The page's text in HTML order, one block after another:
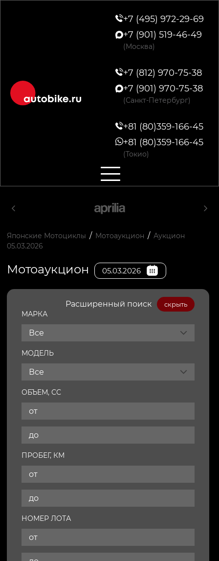
+7 (495) 972-29-69
+7 (901) 519-46-49
(Москва)
+7 (812) 970-75-38
+7 (901) 970-75-38
(Санкт-Петербург)
+81 (80)359-166-45
+81 (80)359-166-45
(Токио)
Японские Мотоциклы / Мотоаукцион / Аукцион
05.03.2026
Мотоаукцион 05.03.2026
Расширенный поиск скрыть
МАРКА
Все
МОДЕЛЬ
Все
ОБЪЕМ, СС
ПРОБЕГ, КМ
НОМЕР ЛОТА